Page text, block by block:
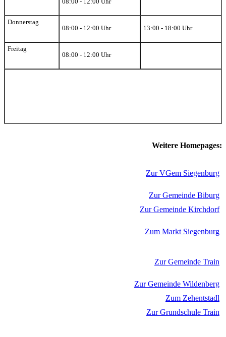
08:00 - 12:00 Uhr
Donnerstag
08:00 - 12:00 Uhr
13:00 - 18:00 Uhr
Freitag
08:00 - 12:00 Uhr
Weitere Homepages:
Zur VGem Siegenburg
Zur Gemeinde Biburg
Zur Gemeinde Kirchdorf
Zum Markt Siegenburg
Zur Gemeinde Train
Zur Gemeinde Wildenberg
Zum Zehentstadl
Zur Grundschule Train